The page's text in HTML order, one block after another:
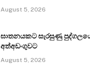
August 5, 2026
ඝාතනයකට සැරසුණු
අත්අඩංගුවට
August 5, 2026